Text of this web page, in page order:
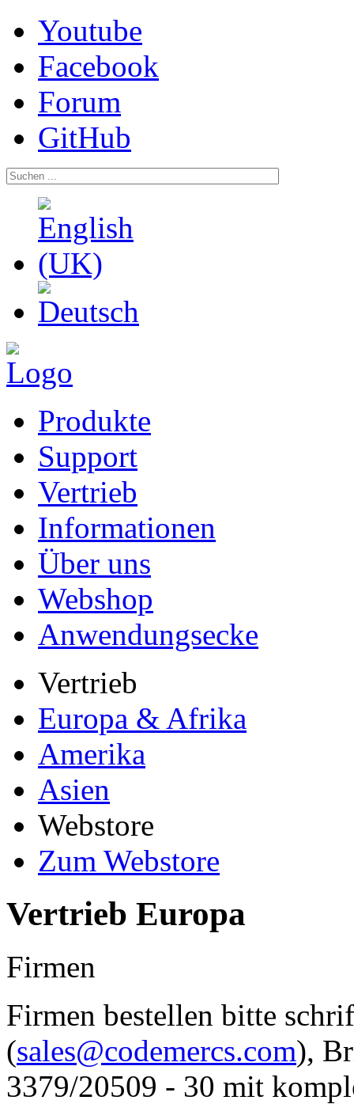
Youtube
Facebook
Forum
GitHub
Produkte
Support
Vertrieb
Informationen
Über uns
Webshop
Anwendungsecke
Vertrieb
Europa & Afrika
Amerika
Asien
Webstore
Zum Webstore
Vertrieb Europa
Firmen
Firmen bestellen bitte
(sales@codemercs.com),
3379/20509 - 30 mit